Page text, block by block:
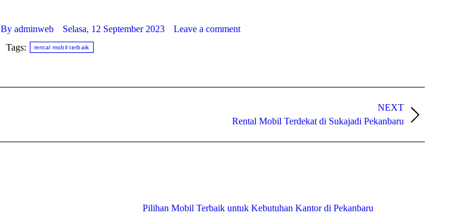
By adminweb Selasa, 12 September 2023
Leave a comment
Tags:
rental mobil terbaik
NEXT
Rental Mobil Terdekat di Sukajadi Pekanbaru
Pilihan Mobil Terbaik untuk Kebutuhan Kantor di Pekanbaru